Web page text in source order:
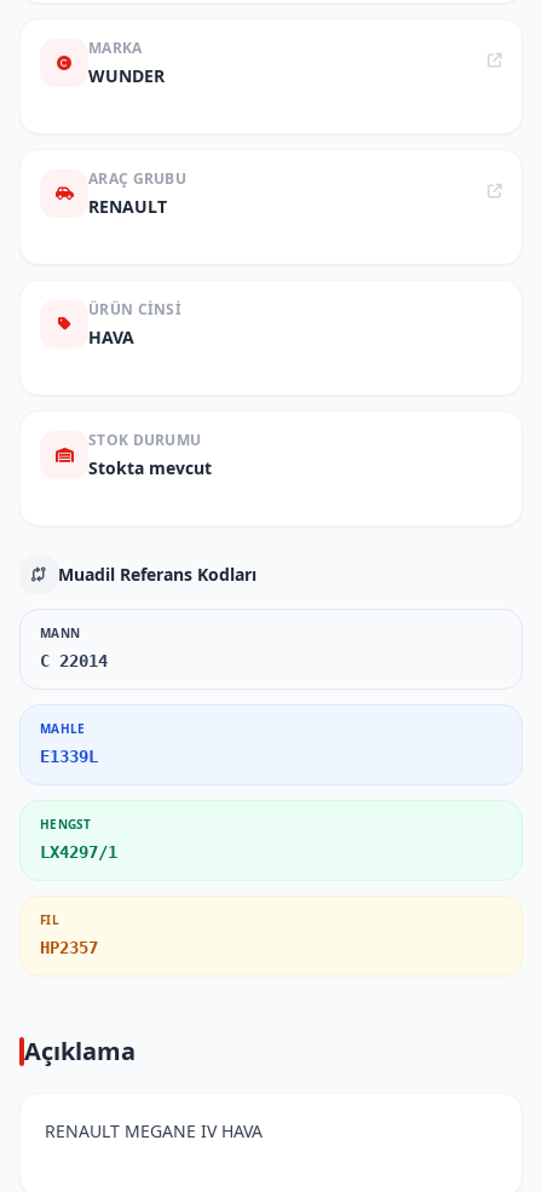
MARKA
WUNDER
ARAÇ GRUBU
RENAULT
ÜRÜN CINSI
HAVA
STOK DURUMU
Stokta mevcut
Muadil Referans Kodları
MANN
C 22014
MAHLE
E1339L
HENGST
LX4297/1
FIL
HP2357
Açıklama
RENAULT MEGANE IV HAVA